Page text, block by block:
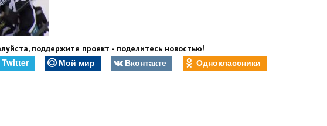
поддержите проект - поделитесь новостью!
Twitter Мой мир Вконтакте Одноклассники